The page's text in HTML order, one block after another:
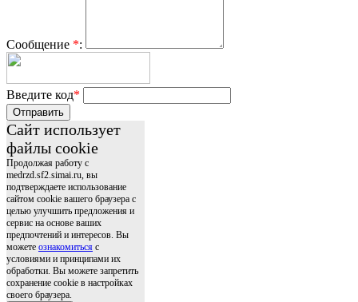
Сообщение *:
Введите код*
Отправить
Сайт использует
файлы cookie
Продолжая работу с
medrzd.sf2.simai.ru, вы
подтверждаете использование
сайтом cookie вашего браузера с
целью улучшить предложения и
сервис на основе ваших
предпочтений и интересов. Вы
можете ознакомиться с
условиями и принципами их
обработки. Вы можете запретить
сохранение cookie в настройках
своего браузера.